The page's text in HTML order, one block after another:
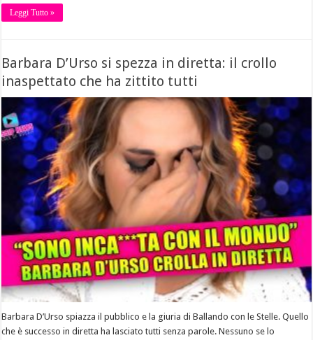
Leggi Tutto »
Barbara D’Urso si spezza in diretta: il crollo
inaspettato che ha zittito tutti
Barbara D’Urso spiazza il pubblico e la giuria di Ballando con le Stelle. Quello
che è successo in diretta ha lasciato tutti senza parole. Nessuno se lo